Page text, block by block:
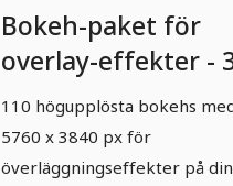
Bokeh-paket för
overlay-effekter -
110 högupplösta bokehs
5760 x 3840 px för
överläggningseffekter på